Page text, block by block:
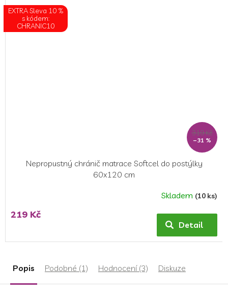
EXTRA Sleva 10 %
s kódem:
CHRANIC10
319 Kč
–31 %
Nepropustný chránič matrace Softcel do postýlky
60x120 cm
hodnocení
produktu
4,0
5
hvězdiček.
Skladem (10 ks)
219 Kč
Detail
Popis Podobné (1) Hodnocení (3) Diskuze